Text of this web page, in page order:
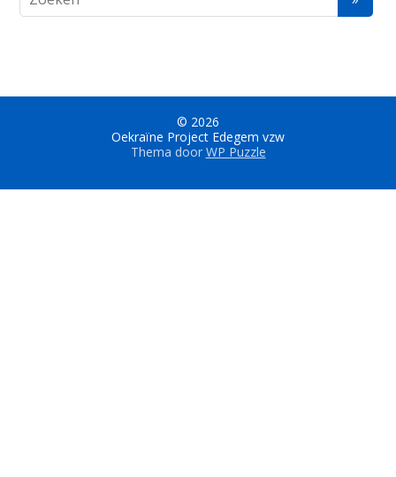
© 2026
Oekraïne Project Edegem vzw
Thema door WP Puzzle